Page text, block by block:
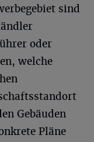
sind
oder
welche
Gebäuden
Pläne